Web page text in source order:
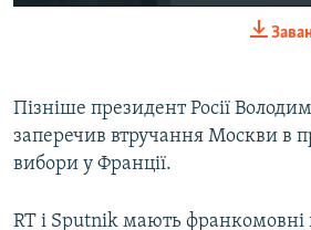
Пізніше президент Росії
заперечив втручання Москви в
вибори у Франції.
RT і Sputnik мають франкомовні